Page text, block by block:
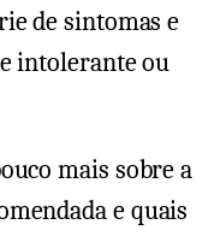
de sintomas e
intolerante ou
mais sobre a
e quais